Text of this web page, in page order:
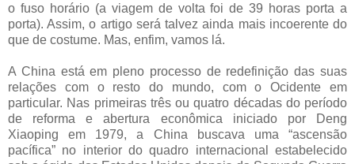
o fuso horário (a viagem de volta foi de 39 horas porta a
porta). Assim, o artigo será talvez ainda mais incoerente do
que de costume. Mas, enfim, vamos lá.
A China está em pleno processo de redefinição das suas
relações com o resto do mundo, com o Ocidente em
particular. Nas primeiras três ou quatro décadas do período
de reforma e abertura econômica iniciado por Deng
Xiaoping em 1979, a China buscava uma “ascensão
pacífica” no interior do quadro internacional estabelecido